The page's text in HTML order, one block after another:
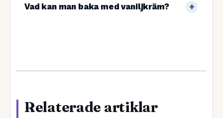
Vad kan man baka med vaniljkräm?
Relaterade artiklar